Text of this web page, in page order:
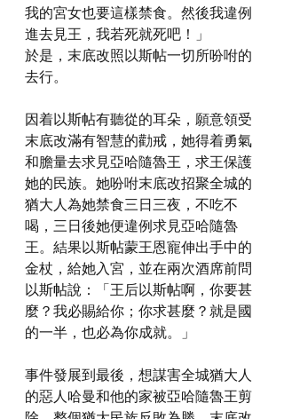
我的宮女也要這樣禁食。然後我違例
進去見王，我若死就死吧！」
於是，末底改照以斯帖一切所吩咐的
去行。
因着以斯帖有聽從的耳朵，願意領受
末底改滿有智慧的勸戒，她得着勇氣
和膽量去求見亞哈隨魯王，求王保護
她的民族。她吩咐末底改招聚全城的
猶大人為她禁食三日三夜，不吃不
喝，三日後她便違例求見亞哈隨魯
王。結果以斯帖蒙王恩寵伸出手中的
金杖，給她入宮，並在兩次酒席前問
以斯帖說：「王后以斯帖啊，你要甚
麼？我必賜給你；你求甚麼？就是國
的一半，也必為你成就。」
事件發展到最後，想謀害全城猶大人
的惡人哈曼和他的家被亞哈隨魯王剪